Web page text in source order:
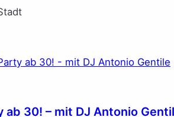
ab 30! – mit DJ Antonio